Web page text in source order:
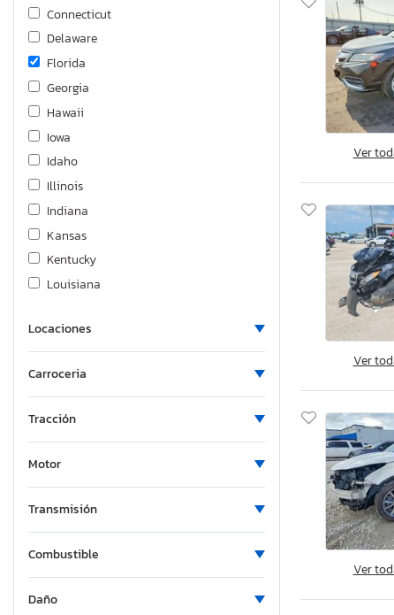
Connecticut
Delaware
Florida
Georgia
Hawaii
Iowa
Idaho
Illinois
Indiana
Kansas
Kentucky
Louisiana
Maryland
Maine
Michigan
Mississippi
North Carolina
New Hampshire
New Jersey
New York
Ohio
Locaciones
Carroceria
Tracción
Motor
Transmisión
Combustible
Daño
Ver
Ver
Ver